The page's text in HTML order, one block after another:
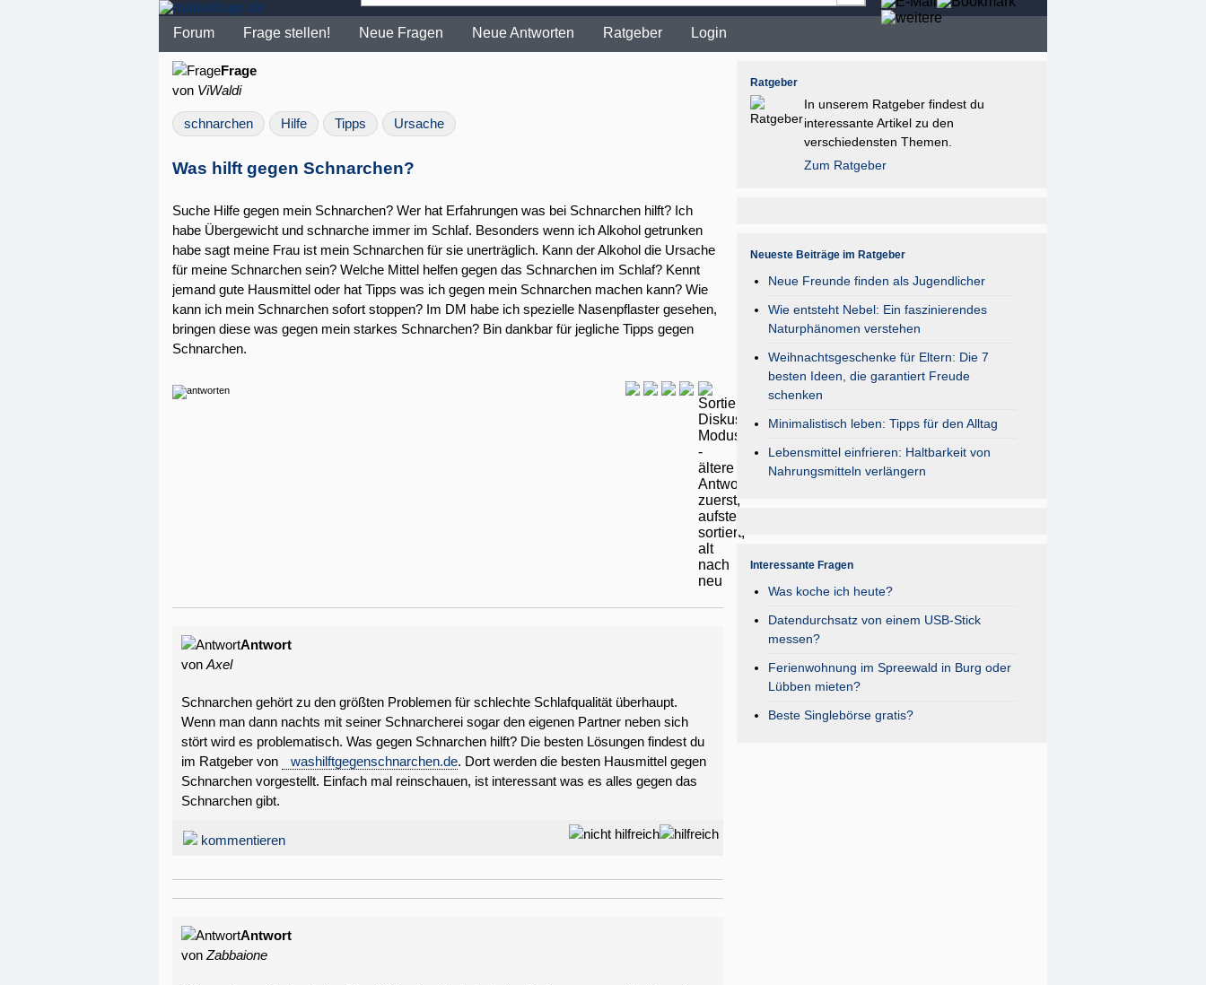
Forum Frage stellen! Neue Fragen Neue Antworten Ratgeber Login
Frage
von ViWaldi
schnarchen Hilfe Tipps Ursache
Was hilft gegen Schnarchen?
Suche Hilfe gegen mein Schnarchen? Wer hat Erfahrungen was bei Schnarchen hilft? Ich
habe Übergewicht und schnarche immer im Schlaf. Besonders wenn ich Alkohol getrunken
habe sagt meine Frau ist mein Schnarchen für sie unerträglich. Kann der Alkohol die Ursache
für meine Schnarchen sein? Welche Mittel helfen gegen das Schnarchen im Schlaf? Kennt
jemand gute Hausmittel oder hat Tipps was ich gegen mein Schnarchen machen kann? Wie
kann ich mein Schnarchen sofort stoppen? Im DM habe ich spezielle Nasenpflaster gesehen,
bringen diese was gegen mein starkes Schnarchen? Bin dankbar für jegliche Tipps gegen
Schnarchen.
Antwort
von Axel
Schnarchen gehört zu den größten Problemen für schlechte Schlafqualität überhaupt.
Wenn man dann nachts mit seiner Schnarcherei sogar den eigenen Partner neben sich
stört wird es problematisch. Was gegen Schnarchen hilft? Die besten Lösungen findest du
im Ratgeber von
washilftgegenschnarchen.de. Dort werden die besten Hausmittel gegen
Schnarchen vorgestellt. Einfach mal reinschauen, ist interessant was es alles gegen das
Schnarchen gibt.
kommentieren
Antwort
von Zabbaione
Ratgeber
In unserem Ratgeber findest du
interessante Artikel zu den
verschiedensten Themen.
Zum Ratgeber
Neueste Beiträge im Ratgeber
Neue Freunde finden als Jugendlicher
Wie entsteht Nebel: Ein faszinierendes
Naturphänomen verstehen
Weihnachtsgeschenke für Eltern: Die 7
besten Ideen, die garantiert Freude
schenken
Minimalistisch leben: Tipps für den Alltag
Lebensmittel einfrieren: Haltbarkeit von
Nahrungsmitteln verlängern
Interessante Fragen
Was koche ich heute?
Datendurchsatz von einem USB-Stick
messen?
Ferienwohnung im Spreewald in Burg oder
Lübben mieten?
Beste Singlebörse gratis?